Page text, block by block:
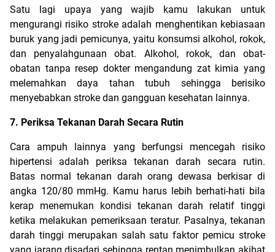
Satu lagi upaya yang wajib kamu lakukan untuk
mengurangi risiko stroke adalah menghentikan kebiasaan
buruk yang jadi pemicunya, yaitu konsumsi alkohol, rokok,
dan penyalahgunaan obat. Alkohol, rokok, dan obat-
obatan tanpa resep dokter mengandung zat kimia yang
melemahkan daya tahan tubuh sehingga berisiko
menyebabkan stroke dan gangguan kesehatan lainnya.
7. Periksa Tekanan Darah Secara Rutin
Cara ampuh lainnya yang berfungsi mencegah risiko
hipertensi adalah periksa tekanan darah secara rutin.
Batas normal tekanan darah orang dewasa berkisar di
angka 120/80 mmHg. Kamu harus lebih berhati-hati bila
kerap menemukan kondisi tekanan darah relatif tinggi
ketika melakukan pemeriksaan teratur. Pasalnya, tekanan
darah tinggi merupakan salah satu faktor pemicu stroke